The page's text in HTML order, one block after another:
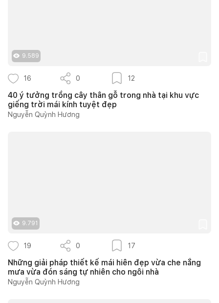
9.589
16 0 12
40 ý tưởng trồng cây thân gỗ trong nhà tại khu vực
giếng trời mái kính tuyệt đẹp
Nguyễn Quỳnh Hương
9.791
19 0 17
Những giải pháp thiết kế mái hiên đẹp vừa che nắng
mưa vừa đón sáng tự nhiên cho ngôi nhà
Nguyễn Quỳnh Hương